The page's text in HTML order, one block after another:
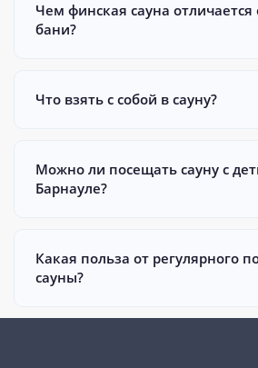
Чем финская сауна отличается
бани?
Что взять с собой в сауну?
Можно ли посещать сауну с
Барнауле?
Какая польза от регулярного
сауны?